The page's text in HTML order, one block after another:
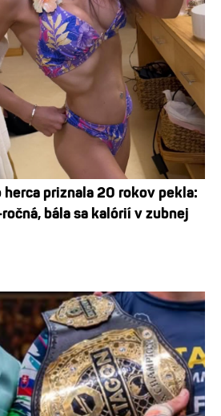
priznala 20 rokov pekla:
bála sa kalórií v zubnej